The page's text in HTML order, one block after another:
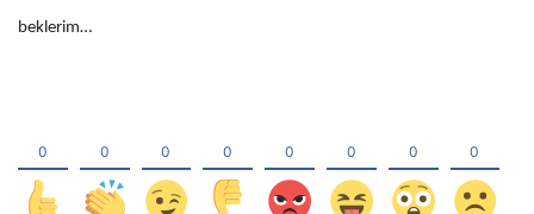
beklerim…